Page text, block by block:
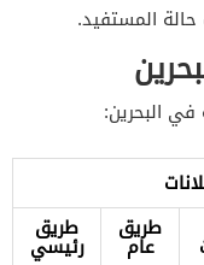
المستفيد.
البحرين:
طريق
عام
طريق
رئيسي